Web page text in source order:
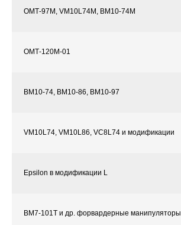
ОМТ-97М, VM10L74М, ВМ10-74М
ОМТ-120М-01
ВМ10-74, ВМ10-86, ВМ10-97
VM10L74, VM10L86, VC8L74 и модификации
Epsilon в модификации L
ВМ7-101Т и др. форвардерные манипуляторы